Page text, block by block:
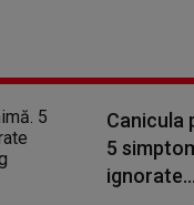
Canicula
5
ignorate...